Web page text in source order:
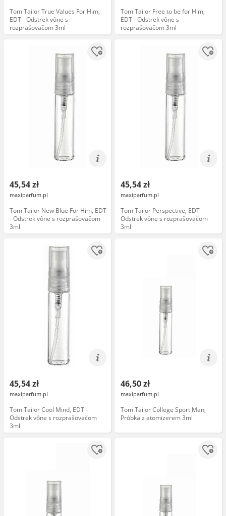
Tom Tailor True Values For Him,
EDT - Odstrek vône s
rozprašovačom 3ml
Tom Tailor Free to be for Him,
EDT - Odstrek vône s
rozprašovačom 3ml
45,54 zł
maxiparfum.pl
Tom Tailor New Blue For Him, EDT
- Odstrek vône s rozprašovačom
3ml
45,54 zł
maxiparfum.pl
Tom Tailor Perspective, EDT -
Odstrek vône s rozprašovačom
3ml
45,54 zł
maxiparfum.pl
Tom Tailor Cool Mind, EDT -
Odstrek vône s rozprašovačom
3ml
46,50 zł
maxiparfum.pl
Tom Tailor College Sport Man,
Próbka z atomizerem 3ml